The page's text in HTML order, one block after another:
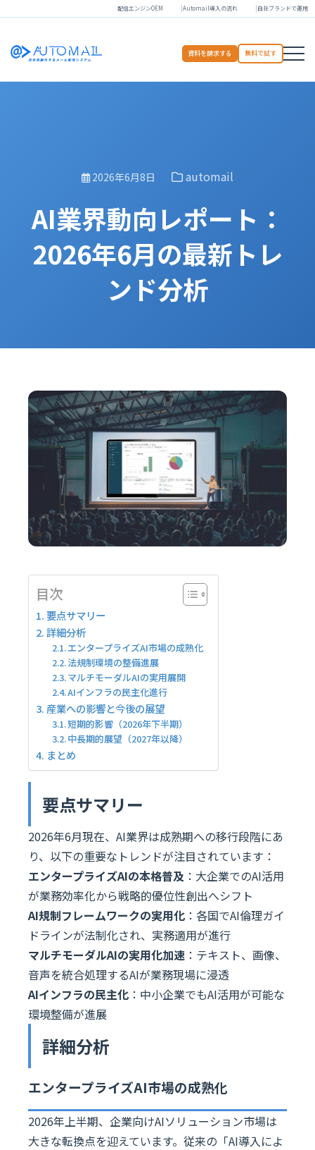
配信エンジンOEM Automail導入の流れ 自社ブランドで運用
資料を請求する 無料で試す
2026年6月8日 automail
AI業界動向レポート：
2026年6月の最新トレ
ンド分析
目次
要点サマリー
詳細分析
エンタープライズAI市場の成熟化
法規制環境の整備進展
マルチモーダルAIの実用展開
AIインフラの民主化進行
産業への影響と今後の展望
短期的影響（2026年下半期）
中長期的展望（2027年以降）
まとめ
要点サマリー
2026年6月現在、AI業界は成熟期への移行段階にあ
り、以下の重要なトレンドが注目されています：
エンタープライズAIの本格普及 ：大企業でのAI活用
が業務効率化から戦略的優位性創出へシフト
AI規制フレームワークの実用化 ：各国でAI倫理ガイ
ドラインが法制化され、実務適用が進行
マルチモーダルAIの実用化加速 ：テキスト、画像、
音声を統合処理するAIが業務現場に浸透
AIインフラの民主化 ：中小企業でもAI活用が可能な
環境整備が進展
詳細分析
エンタープライズAI市場の成熟化
2026年上半期、企業向けAIソリューション市場は
大きな転換点を迎えています。従来の「AI導入によ